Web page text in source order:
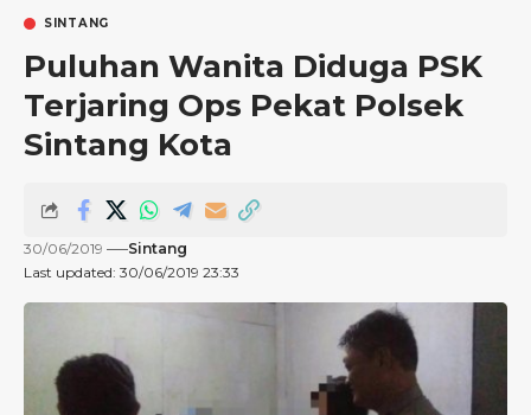
SINTANG
Puluhan Wanita Diduga PSK
Terjaring Ops Pekat Polsek
Sintang Kota
Last updated: 30/06/2019 23:33
30/06/2019 Sintang